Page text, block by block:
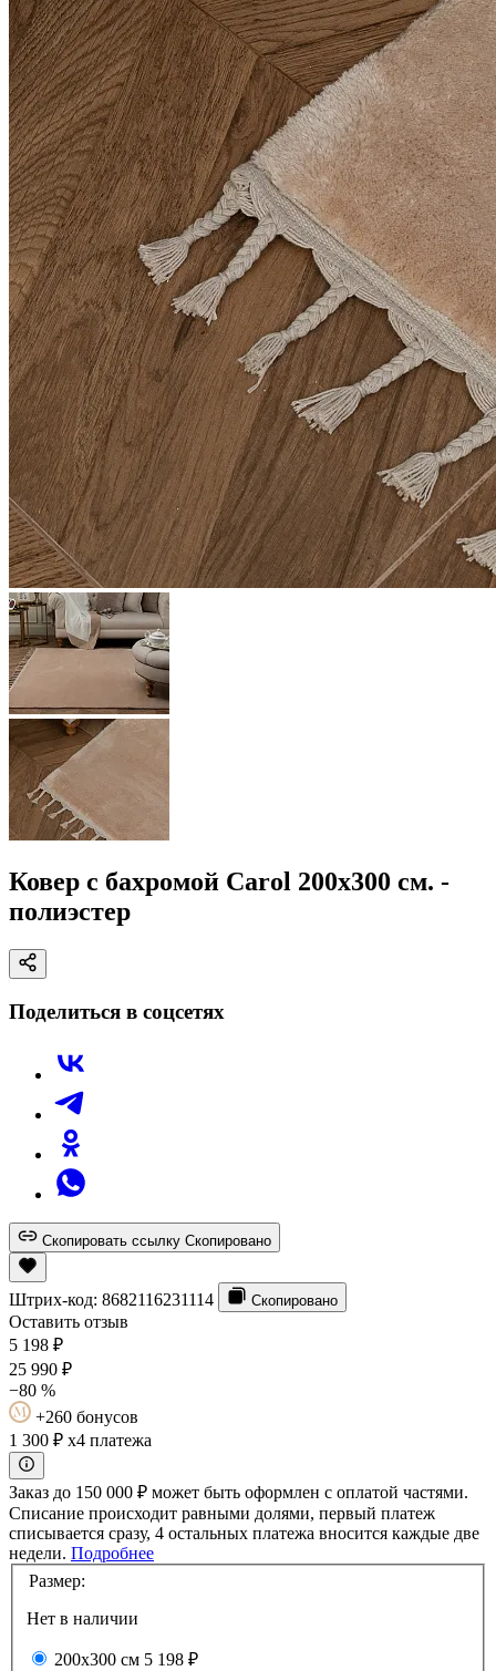
Ковер с бахромой Carol 200x300 см. -
полиэстер
Поделиться в соцсетях
Скопировать ссылку Скопировано
Штрих-код: 8682116231114 Скопировано
Оставить отзыв
5 198 ₽
25 990 ₽
−80 %
+260 бонусов
1 300 ₽ x4 платежа
Заказ до 150 000 ₽ может быть оформлен с оплатой частями.
Списание происходит равными долями, первый платеж
списывается сразу, 4 остальных платежа вносится каждые две
недели. Подробнее
Размер:
Нет в наличии
200х300 см 5 198 ₽